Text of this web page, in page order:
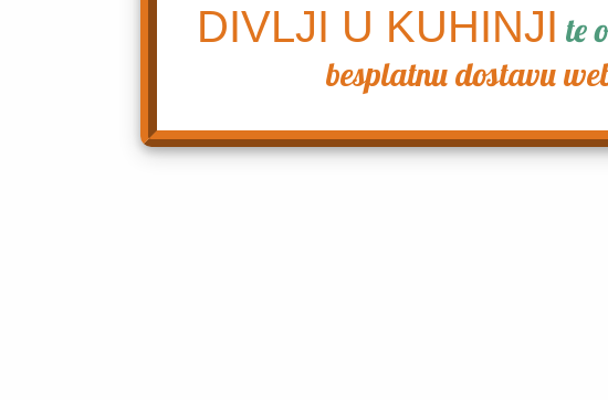
DIVLJI U KUHINJI te
besplatnu dostavu